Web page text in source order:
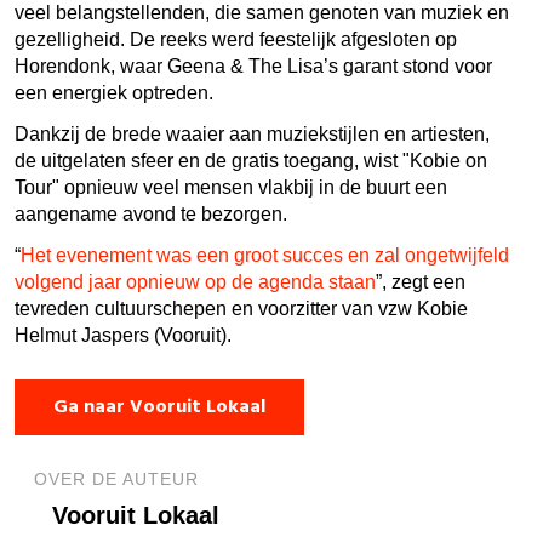
veel belangstellenden, die samen genoten van muziek en
gezelligheid. De reeks werd feestelijk afgesloten op
Horendonk, waar Geena & The Lisa’s garant stond voor
een energiek optreden.
Dankzij de brede waaier aan muziekstijlen en artiesten,
de uitgelaten sfeer en de gratis toegang, wist "Kobie on
Tour" opnieuw veel mensen vlakbij in de buurt een
aangename avond te bezorgen.
“Het evenement was een groot succes en zal ongetwijfeld
volgend jaar opnieuw op de agenda staan”, zegt een
tevreden cultuurschepen en voorzitter van vzw Kobie
Helmut Jaspers (Vooruit).
Ga naar Vooruit Lokaal
OVER DE AUTEUR
Vooruit Lokaal